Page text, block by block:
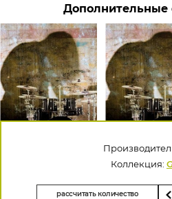
Дополнительные
Коллекция:
рассчитать количество